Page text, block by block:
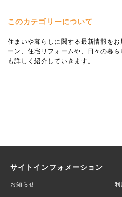
このカテゴリーについて
住まいや暮らしに関する最新情報を
ーン、住宅リフォームや、日々の暮
も詳しく紹介していきます。
サイトインフォメーション
お知らせ 利